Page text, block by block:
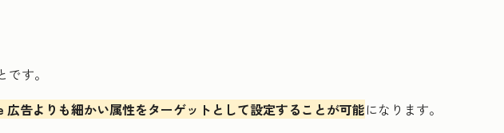
す。
告よりも細かい属性をターゲットとして設定することが可能になります。